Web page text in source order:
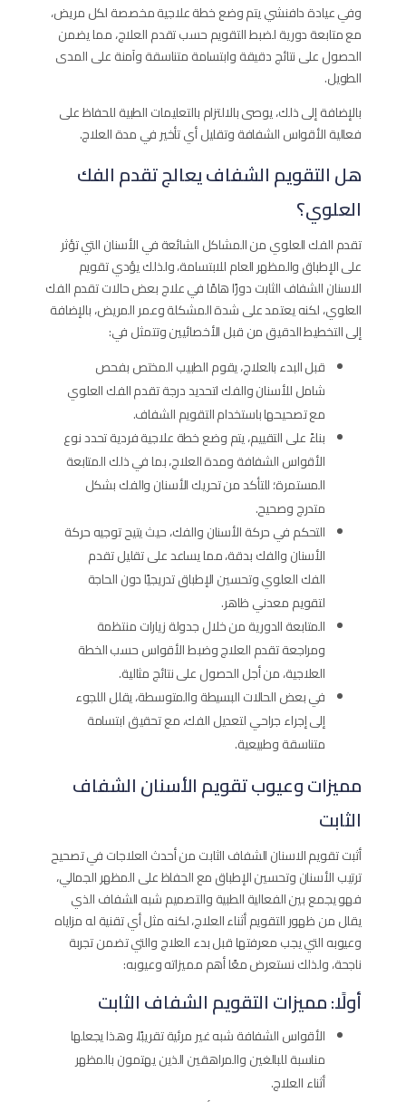
وفي عيادة دافنشي يتم وضع خطة علاجية مخصصة لكل مريض،
مع متابعة دورية لضبط التقويم حسب تقدم العلاج، مما يضمن
الحصول على نتائج دقيقة وابتسامة متناسقة وآمنة على المدى
الطويل.
بالإضافة إلى ذلك، يوصى بالالتزام بالتعليمات الطبية للحفاظ على
فعالية الأقواس الشفافة وتقليل أي تأخير في مدة العلاج.
هل التقويم الشفاف يعالج تقدم الفك
العلوي؟
تقدم الفك العلوي من المشاكل الشائعة في الأسنان التي تؤثر
على الإطباق والمظهر العام للابتسامة، ولذلك يؤدي تقويم
الاسنان الشفاف الثابت​ دورًا هامًا في علاج بعض حالات تقدم الفك
العلوي، لكنه يعتمد على شدة المشكلة وعمر المريض، بالإضافة
إلى التخطيط الدقيق من قبل الأخصائيين وتتمثل في:
قبل البدء بالعلاج، يقوم الطبيب المختص بفحص
شامل للأسنان والفك لتحديد درجة تقدم الفك العلوي
مع تصحيحها باستخدام التقويم الشفاف.
بناءً على التقييم، يتم وضع خطة علاجية فردية تحدد نوع
الأقواس الشفافة ومدة العلاج، بما في ذلك المتابعة
المستمرة؛ للتأكد من تحريك الأسنان والفك بشكل
متدرج وصحيح.
التحكم في حركة الأسنان والفك، حيث يتيح توجيه حركة
الأسنان والفك بدقة، مما يساعد على تقليل تقدم
الفك العلوي وتحسين الإطباق تدريجيًا دون الحاجة
لتقويم معدني ظاهر.
المتابعة الدورية من خلال جدولة زيارات منتظمة
ومراجعة تقدم العلاج وضبط الأقواس حسب الخطة
العلاجية، من أجل الحصول على نتائج مثالية.
في بعض الحالات البسيطة والمتوسطة، يقلل اللجوء
إلى إجراء جراحي لتعديل الفك، مع تحقيق ابتسامة
متناسقة وطبيعية.
مميزات وعيوب تقويم الأسنان الشفاف
الثابت
أثبت تقويم الاسنان الشفاف الثابت​ من أحدث العلاجات في تصحيح
ترتيب الأسنان وتحسين الإطباق مع الحفاظ على المظهر الجمالي،
فهو يجمع بين الفعالية الطبية والتصميم شبه الشفاف الذي
يقلل من ظهور التقويم أثناء العلاج، لكنه مثل أي تقنية له مزاياه
وعيوبه التي يجب معرفتها قبل بدء العلاج والتي تضمن تجربة
ناجحة، ولذلك نستعرض معًا أهم مميزاته وعيوبه:
أولًا: مميزات التقويم الشفاف الثابت
الأقواس الشفافة شبه غير مرئية تقريبًا، وهذا يجعلها
مناسبة للبالغين والمراهقين الذين يهتمون بالمظهر
أثناء العلاج.